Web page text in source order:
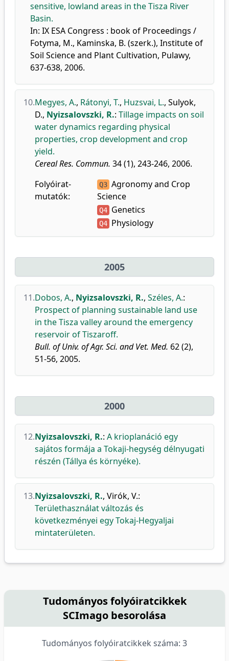
sensitive, lowland areas in the Tisza River
Basin.
In: IX ESA Congress : book of Proceedings /
Fotyma, M., Kaminska, B. (szerk.), Institute of
Soil Science and Plant Cultivation, Pulawy,
637-638, 2006.
10.Megyes, A., Rátonyi, T., Huzsvai, L., Sulyok,
D., Nyizsalovszki, R.: Tillage impacts on soil
water dynamics regarding physical
properties, crop development and crop
yield.
Cereal Res. Commun. 34 (1), 243-246, 2006.
Folyóirat-
mutatók:
Q3 Agronomy and Crop
Science
Q4 Genetics
Q4 Physiology
2005
11.Dobos, A., Nyizsalovszki, R., Széles, A.:
Prospect of planning sustainable land use
in the Tisza valley around the emergency
reservoir of Tiszaroff.
Bull. of Univ. of Agr. Sci. and Vet. Med. 62 (2),
51-56, 2005.
2000
12.Nyizsalovszki, R.: A krioplanáció egy
sajátos formája a Tokaji-hegység délnyugati
részén (Tállya és környéke).
13.Nyizsalovszki, R., Virók, V.:
Területhasználat változás és
következményei egy Tokaj-Hegyaljai
mintaterületen.
Tudományos folyóiratcikkek
SCImago besorolása
Tudományos folyóiratcikkek száma: 3